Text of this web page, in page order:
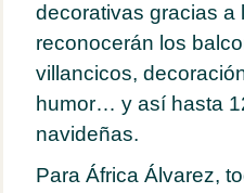
decorativas gracias a
reconocerán los
villancicos,
humor… y así hasta
navideñas.
Para África Álvarez,